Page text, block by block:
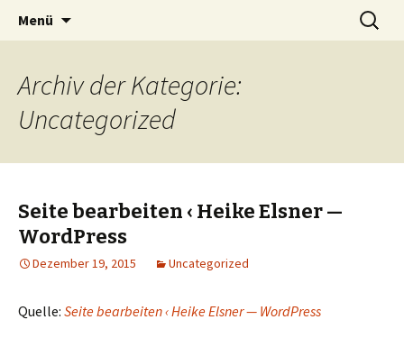
Heike Elsner
Menü
Suche
nach:
Archiv der Kategorie:
Uncategorized
Seite bearbeiten ‹ Heike Elsner —
WordPress
Dezember 19, 2015 Uncategorized
Quelle: Seite bearbeiten ‹ Heike Elsner — WordPress